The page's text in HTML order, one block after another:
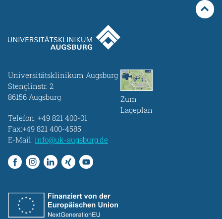
Universitätsklinikum Augsburg
Stenglinstr. 2
86156 Augsburg
Telefon: +49 821 400-01
Fax:+49 821 400-4585
E-Mail: info@uk-augsburg.de
Zum
Lageplan